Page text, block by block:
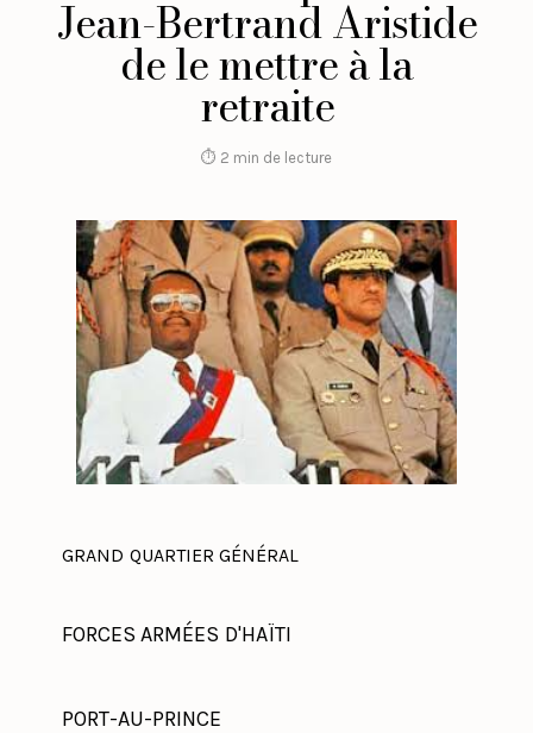
Jean-Bertrand Aristide
de le mettre à la
retraite
⏱ 2 min de lecture
GRAND QUARTIER GÉNÉRAL
FORCES ARMÉES D'HAÏTI
PORT-AU-PRINCE